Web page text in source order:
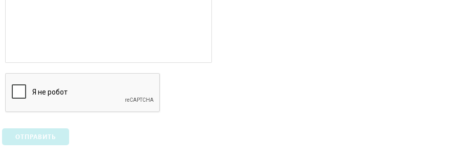
ОТПРАВИТЬ